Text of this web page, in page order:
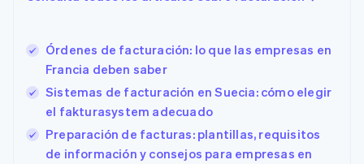
Órdenes de facturación: lo que las empresas en
Francia deben saber
Sistemas de facturación en Suecia: cómo elegir
el fakturasystem adecuado
Preparación de facturas: plantillas, requisitos
de información y consejos para empresas en
Estados Unidos
EnglishEspañol简体中文
English
Finlandia
EnglishSvenska
Francia